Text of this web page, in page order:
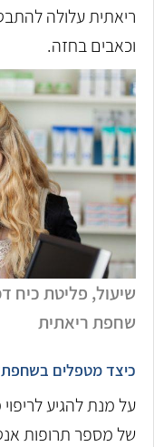
ריאתית עלולה
וכאבים בחזה.
שיעול, פליטת כיח
שחפת ריאתית
כיצד מטפלים
על מנת להגיע
של מספר תרופות